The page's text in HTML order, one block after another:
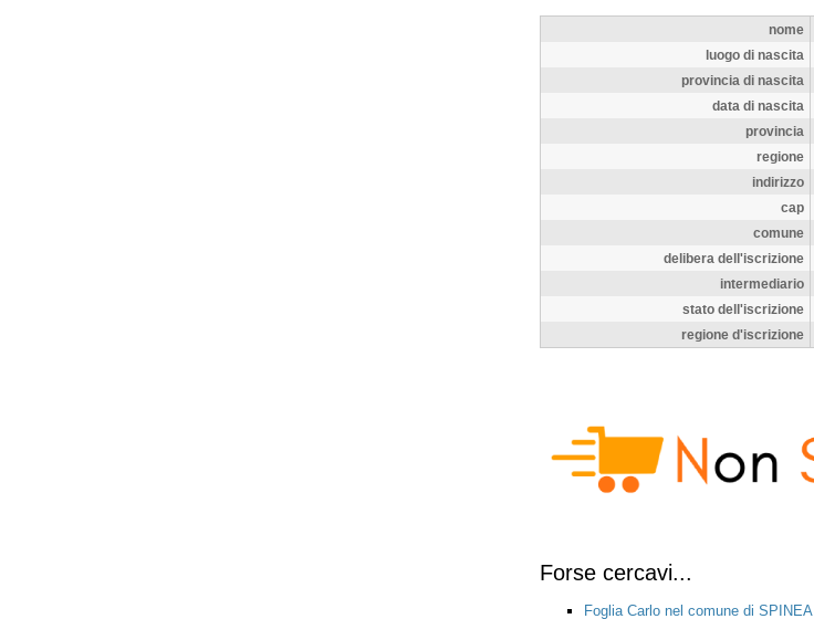
nome
luogo di nascita
provincia di nascita
data di nascita
provincia
regione
indirizzo
cap
comune
delibera dell'iscrizione
intermediario
stato dell'iscrizione
regione d'iscrizione
Forse cercavi...
Foglia Carlo nel comune di SPINEA